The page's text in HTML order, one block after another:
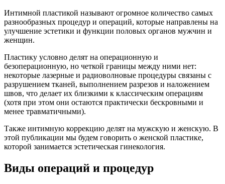
Интимной пластикой называют огромное количество самых
разнообразных процедур и операций, которые направлены на
улучшение эстетики и функции половых органов мужчин и
женщин.
Пластику условно делят на операционную и
безоперационную, но четкой границы между ними нет:
некоторые лазерные и радиоволновые процедуры связаны с
разрушением тканей, выполнением разрезов и наложением
швов, что делает их близкими к классическим операциям
(хотя при этом они остаются практически бескровными и
менее травматичными).
Также интимную коррекцию делят на мужскую и женскую. В
этой публикации мы будем говорить о женской пластике,
которой занимается эстетическая гинекология.
Виды операций и процедур